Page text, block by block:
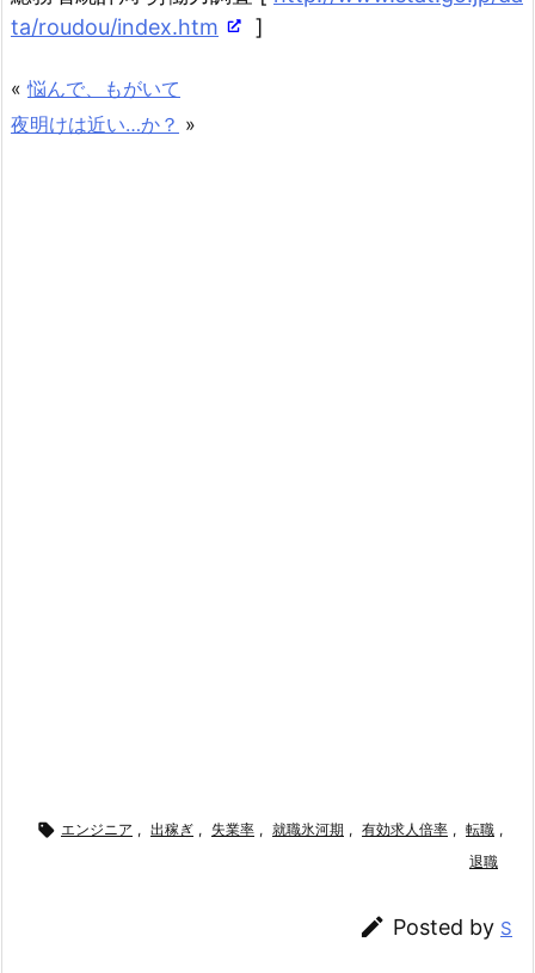
ta/roudou/index.htm
]
«悩んで、もがいて
夜明けは近い…か？ »
 エンジニア , 出稼ぎ , 失業率 , 就職氷河期 , 有効求人倍率 , 転職 ,
退職
 Posted by S